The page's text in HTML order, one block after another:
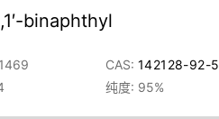
binaphthyl
CAS: 142128-92-5
纯度: 95%